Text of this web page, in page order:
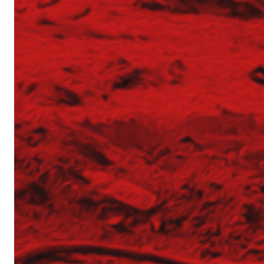
Młodszy Inżynier Budowy (K/M)
Mechanik / serwisant maszyn budowlanych
Młodszy Inżynier Budowy (K/M)
Inżynier Budowy (K/M)
Specjalista ds. kosztorysowania i wycen (K/M)
Operator palownicy (K/M)
Projektant geotechniczny (K/M)
O nas
Park maszynowy
Specjaliści w dziedzinie geotechniki
Zespół Tergon
Polityka prywatności